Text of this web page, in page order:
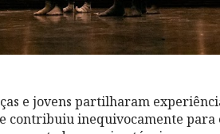
e jovens partilharam
contribuiu inequivocamente para